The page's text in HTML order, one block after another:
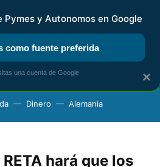
KIT DIGITAL RENTA
Dinero Alemania
hará que los
×
Pymes y Autonomos en Google
como fuente preferida
una cuenta de Google